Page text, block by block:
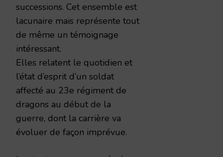
successions. Cet ensemble est
lacunaire mais représente tout
de même un témoignage
intéressant.
Elles relatent le quotidien et
l’état d’esprit d’un soldat
affecté au 23e régiment de
dragons au début de la
guerre, dont la carrière va
évoluer de façon imprévue.